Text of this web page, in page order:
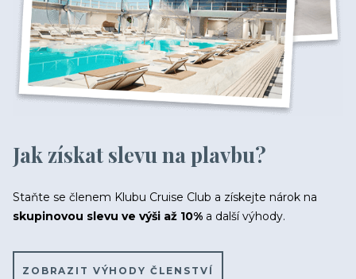
Jak získat slevu na plavbu?
Staňte se členem Klubu Cruise Club a získejte nárok na
skupinovou slevu ve výši až 10% a další výhody.
ZOBRAZIT VÝHODY ČLENSTVÍ